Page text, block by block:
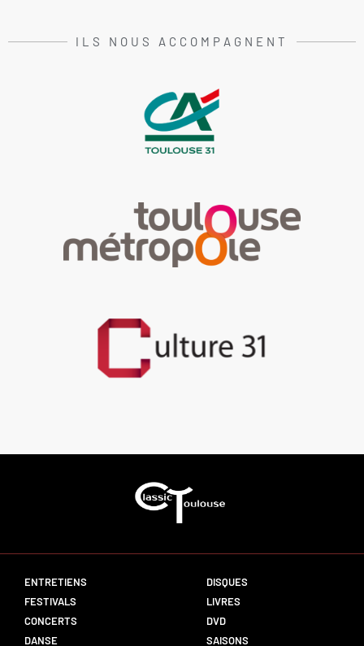
ILS NOUS ACCOMPAGNENT
ENTRETIENS
FESTIVALS
CONCERTS
DANSE
DISQUES
LIVRES
DVD
SAISONS